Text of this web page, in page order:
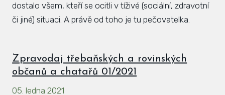
dostalo všem, kteří se ocitli v tíživé (sociální, zdravotní
či jiné) situaci. A právě od toho je tu pečovatelka.
Zpravodaj třebaňských a rovinských
občanů a chatařů 01/2021
05. ledna 2021